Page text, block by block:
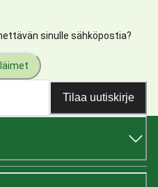
sinulle sähköpostia?
Tilaa uutiskirje